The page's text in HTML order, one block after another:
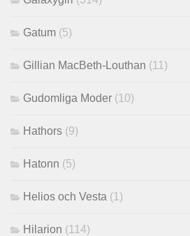
Gatum (5)
Gillian MacBeth-Louthan (11)
Gudomliga Moder (10)
Hathors (9)
Hatonn (5)
Helios och Vesta (1)
Hilarion (114)